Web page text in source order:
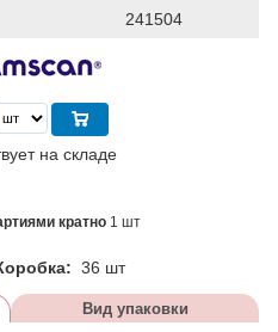
241504
на складе
кратно 1 шт
36 шт
Вид упаковки